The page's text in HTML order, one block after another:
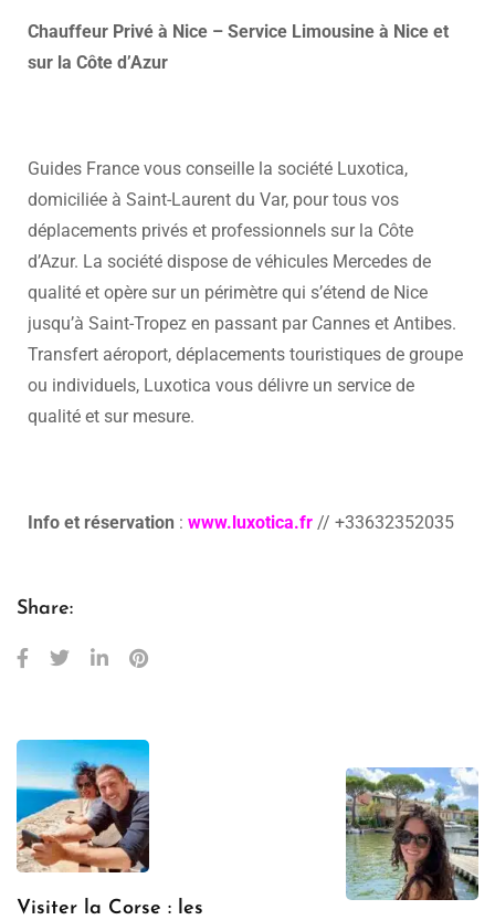
Chauffeur Privé à Nice – Service Limousine à Nice et
sur la Côte d’Azur
Guides France vous conseille la société Luxotica,
domiciliée à Saint-Laurent du Var, pour tous vos
déplacements privés et professionnels sur la Côte
d’Azur. La société dispose de véhicules Mercedes de
qualité et opère sur un périmètre qui s’étend de Nice
jusqu’à Saint-Tropez en passant par Cannes et Antibes.
Transfert aéroport, déplacements touristiques de groupe
ou individuels, Luxotica vous délivre un service de
qualité et sur mesure.
Info et réservation : www.luxotica.fr // +33632352035
Share:
Visiter la Corse : les